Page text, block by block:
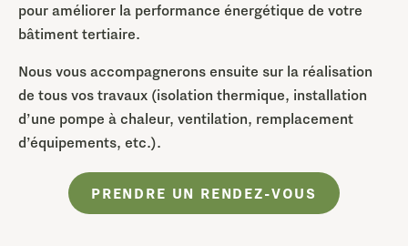
pour améliorer la performance énergétique de votre
bâtiment tertiaire.
Nous vous accompagnerons ensuite sur la réalisation
de tous vos travaux (isolation thermique, installation
d’une pompe à chaleur, ventilation, remplacement
d’équipements, etc.).
PRENDRE UN RENDEZ-VOUS